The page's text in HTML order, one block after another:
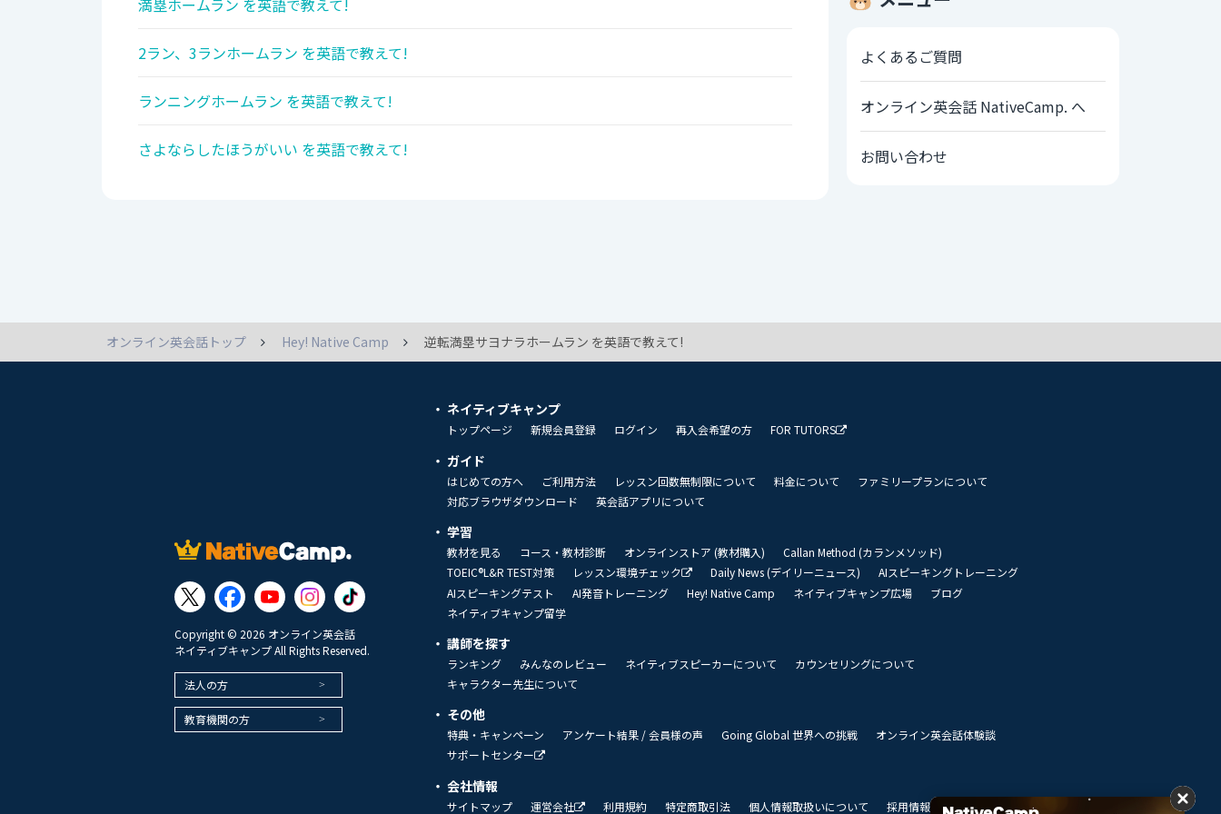
満塁ホームラン を英語で教えて!
2ラン、3ランホームラン を英語で教えて!
ランニングホームラン を英語で教えて!
さよならしたほうがいい を英語で教えて!
よくあるご質問
オンライン英会話 NativeCamp. へ
お問い合わせ
オンライン英会話トップ Hey! Native Camp 逆転満塁サヨナラホームラン を英語で教えて!
Copyright © 2026 オンライン英会話
ネイティブキャンプ All Rights Reserved.
法人の方
教育機関の方
ネイティブキャンプ
トップページ 新規会員登録 ログイン 再入会希望の方 FOR TUTORS
ガイド
はじめての方へ ご利用方法 レッスン回数無制限について 料金について
ファミリープランについて
対応ブラウザダウンロード
英会話アプリについて
学習
教材を見る コース・教材診断 オンラインストア (教材購入)
Callan Method (カランメソッド)
TOEIC®L&R TEST対策
レッスン環境チェック Daily News (デイリーニュース)
AIスピーキングトレーニング
AIスピーキングテスト
AI発音トレーニング Hey! Native Camp ネイティブキャンプ広場
ブログ
ネイティブキャンプ留学
講師を探す
ランキング みんなのレビュー ネイティブスピーカーについて
カウンセリングについて
キャラクター先生について
その他
特典・キャンペーン アンケート結果 / 会員様の声 Going Global 世界への挑戦
オンライン英会話体験談
サポートセンター
会社情報
サイトマップ 運営会社 利用規約 特定商取引法 個人情報取扱いについて 採用情報 私達のビジョン